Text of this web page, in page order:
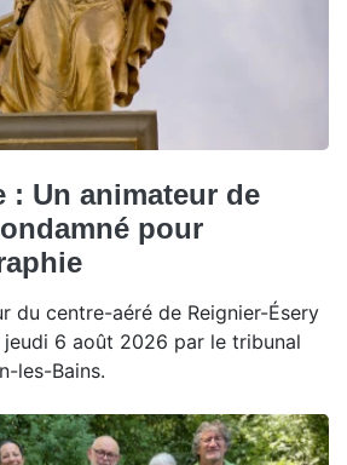
: Un animateur de
pour
du centre-aéré de Reignier-Ésery
6 août 2026 par le tribunal
les-Bains.